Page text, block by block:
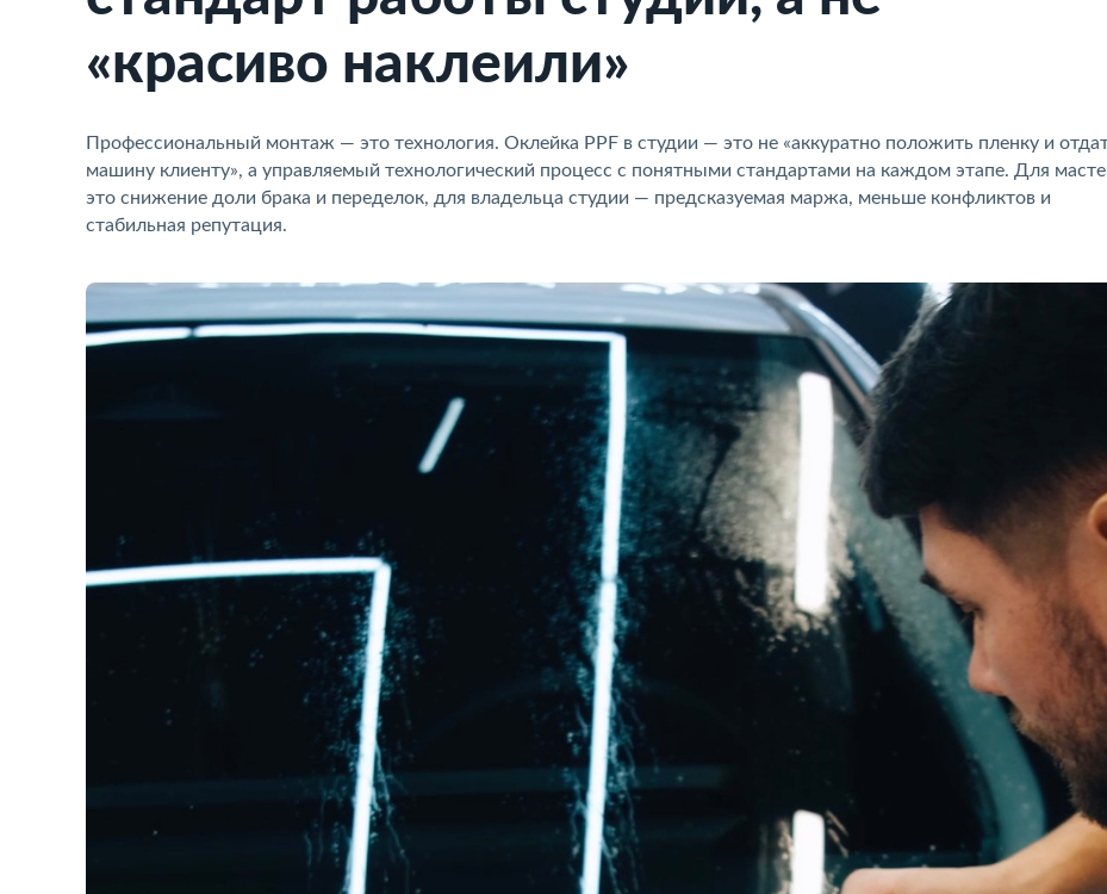
«красиво наклеили»
Профессиональный монтаж — это технология. Оклейка PPF в студии — это не «аккуратно положить пленку и
машину клиенту», а управляемый технологический процесс с понятными стандартами на каждом этапе. Для
это снижение доли брака и переделок, для владельца студии — предсказуемая маржа, меньше конфликтов и
стабильная репутация.